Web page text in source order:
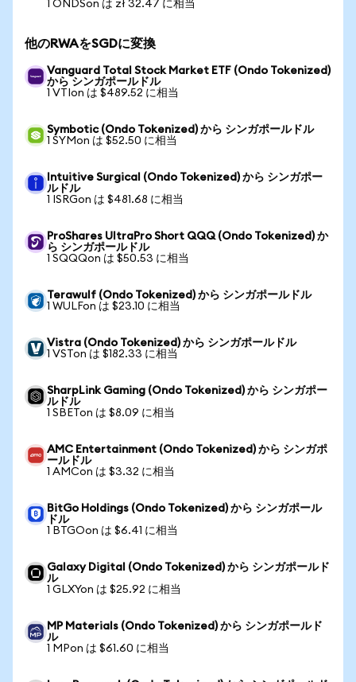
1 ONDSon は zł 32.47 に相当
他のRWAをSGDに変換
Vanguard Total Stock Market ETF (Ondo Tokenized)
から シンガポールドル
1 VTIon は $489.52 に相当
Symbotic (Ondo Tokenized) から シンガポールドル
1 SYMon は $52.50 に相当
Intuitive Surgical (Ondo Tokenized) から シンガポー
ルドル
1 ISRGon は $481.68 に相当
ProShares UltraPro Short QQQ (Ondo Tokenized) か
ら シンガポールドル
1 SQQQon は $50.53 に相当
Terawulf (Ondo Tokenized) から シンガポールドル
1 WULFon は $23.10 に相当
Vistra (Ondo Tokenized) から シンガポールドル
1 VSTon は $182.33 に相当
SharpLink Gaming (Ondo Tokenized) から シンガポー
ルドル
1 SBETon は $8.09 に相当
AMC Entertainment (Ondo Tokenized) から シンガポ
ールドル
1 AMCon は $3.32 に相当
BitGo Holdings (Ondo Tokenized) から シンガポール
ドル
1 BTGOon は $6.41 に相当
Galaxy Digital (Ondo Tokenized) から シンガポールド
ル
1 GLXYon は $25.92 に相当
MP Materials (Ondo Tokenized) から シンガポールド
ル
1 MPon は $61.60 に相当